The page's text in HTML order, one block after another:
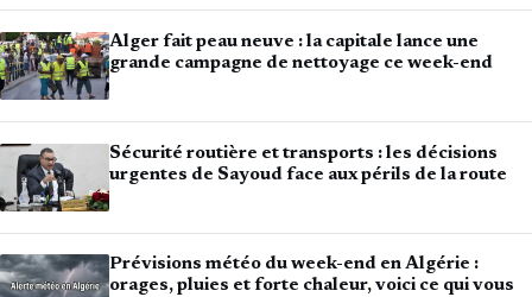
Alger fait peau neuve : la capitale lance une
grande campagne de nettoyage ce week-end
Sécurité routière et transports : les décisions
urgentes de Sayoud face aux périls de la route
Prévisions météo du week-end en Algérie :
orages, pluies et forte chaleur, voici ce qui vous